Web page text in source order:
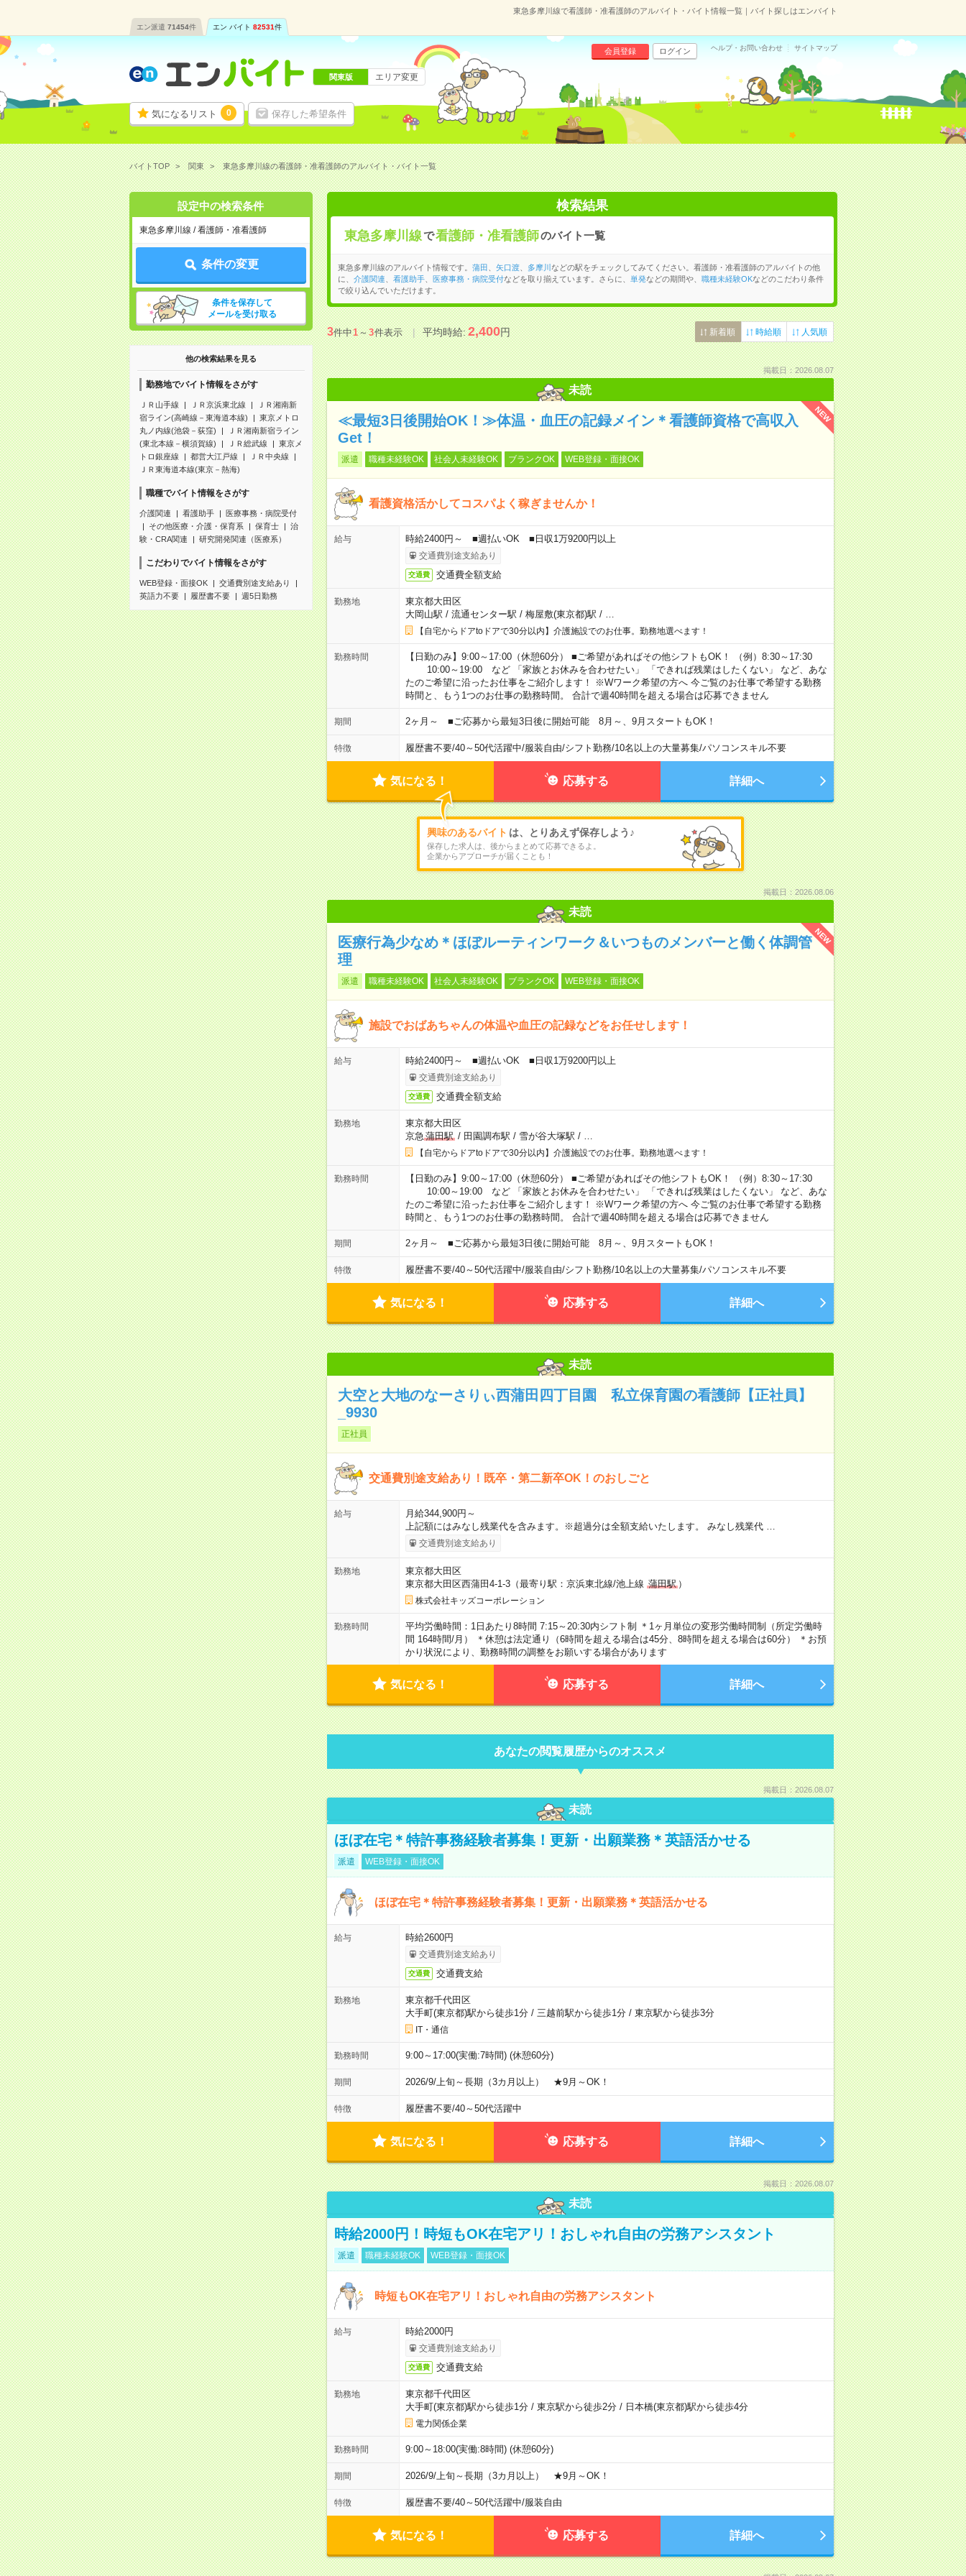
東急多摩川線で看護師・准看護師のアルバイト・バイト情報一覧｜バイト探しはエンバイト
エン派遣 71454件 エン バイト 82531件
気になるリスト 0 保存した希望条件
会員登録 ログイン ヘルプ・お問い合わせ サイトマップ
関東版 エリア変更
バイトTOP 関東 東急多摩川線の看護師・准看護師のアルバイト・バイト一覧
設定中の検索条件
東急多摩川線 / 看護師・准看護師
条件の変更
条件を保存して
メールを受け取る
他の検索結果を見る
勤務地でバイト情報をさがす
ＪＲ山手線 ＪＲ京浜東北線
ＪＲ湘南新
宿ライン(高崎線－東海道本線)
東京メトロ
丸ノ内線(池袋－荻窪)
ＪＲ湘南新宿ライン
(東北本線－横須賀線)
ＪＲ総武線
東京メ
トロ銀座線
都営大江戸線
ＪＲ中央線
ＪＲ東海道本線(東京－熱海)
職種でバイト情報をさがす
介護関連 看護助手
医療事務・病院受付
その他医療・介護・保育系
保育士
治
験・CRA関連
研究開発関連（医療系）
こだわりでバイト情報をさがす
WEB登録・面接OK
交通費別途支給あり
英語力不要
履歴書不要 週5日勤務
検索結果
東急多摩川線で看護師・准看護師のバイト一覧
東急多摩川線のアルバイト情報です。 蒲田 矢口渡、 多摩川 などの駅をチェックしてみてください。看護師・准看護師のアルバイトの他
に、 介護関連 看護助手、 医療事務・病院受付などを取り揃えています。さらに、 単発などの期間や、 職種未経験OKなどのこだわり条件
で絞り込んでいただけます。
3件中1～3件表示 平均時給:2,400円 新着順 時給順 人気順
掲載日：2026.08.07
未読
NEW
≪最短3日後開始OK！≫体温・血圧の記録メイン＊看護師資格で高収入
Get！
派遣 職種未経験OK 社会人未経験OK ブランクOK WEB登録・面接OK
看護資格活かしてコスパよく稼ぎませんか！
給与 時給2400円～ ■週払いOK ■日収1万9200円以上
交通費別途支給あり
交通費 交通費全額支給
勤務地
東京都大田区
大岡山駅 / 流通センター駅 / 梅屋敷(東京都)駅 /
【自宅からドアtoドアで30分以内】介護施設でのお仕事。勤務地選べます！
勤務時間
【日勤のみ】9:00～17:00（休憩60分） ■ご希望があればその他シフトもOK！ （例）8:30～17:30
10:00～19:00 など 「家族とお休みを合わせたい」 「できれば残業はしたくない」 など、あな
たのご希望に沿ったお仕事をご紹介します！ ※Wワーク希望の方へ 今ご覧のお仕事で希望する勤務
時間と、もう1つのお仕事の勤務時間。 合計で週40時間を超える場合は応募できません
期間 2ヶ月～ ■ご応募から最短3日後に開始可能 8月～、9月スタートもOK！
特徴 履歴書不要/40～50代活躍中/服装自由/シフト勤務/10名以上の大量募集/パソコンスキル不要
気になる！ 応募する 詳細へ
興味のあるバイト は、とりあえず保存しよう♪
保存した求人は、後からまとめて応募できるよ。
企業からアプローチが届くことも！
掲載日：2026.08.06
未読
NEW
医療行為少なめ＊ほぼルーティンワーク＆いつものメンバーと働く体調管
理
派遣 職種未経験OK 社会人未経験OK ブランクOK WEB登録・面接OK
施設でおばあちゃんの体温や血圧の記録などをお任せします！
給与 時給2400円～ ■週払いOK ■日収1万9200円以上
交通費別途支給あり
交通費 交通費全額支給
勤務地
東京都大田区
京急 蒲田駅/ 田園調布駅 / 雪が谷大塚駅 /
【自宅からドアtoドアで30分以内】介護施設でのお仕事。勤務地選べます！
勤務時間
【日勤のみ】9:00～17:00（休憩60分） ■ご希望があればその他シフトもOK！ （例）8:30～17:30
10:00～19:00 など 「家族とお休みを合わせたい」 「できれば残業はしたくない」 など、あな
たのご希望に沿ったお仕事をご紹介します！ ※Wワーク希望の方へ 今ご覧のお仕事で希望する勤務
時間と、もう1つのお仕事の勤務時間。 合計で週40時間を超える場合は応募できません
期間 2ヶ月～ ■ご応募から最短3日後に開始可能 8月～、9月スタートもOK！
特徴 履歴書不要/40～50代活躍中/服装自由/シフト勤務/10名以上の大量募集/パソコンスキル不要
気になる！ 応募する 詳細へ
未読
大空と大地のなーさりぃ西蒲田四丁目園 私立保育園の看護師【正社員】
_9930
正社員
交通費別途支給あり！既卒・第二新卒OK！のおしごと
給与
月給344,900円～
上記額にはみなし残業代を含みます。※超過分は全額支給いたします。 みなし残業代 …
交通費別途支給あり
勤務地
東京都大田区
東京都大田区西蒲田4-1-3（最寄り駅：京浜東北線/池上線 蒲田駅）
株式会社キッズコーポレーション
勤務時間
平均労働時間：1日あたり8時間 7:15～20:30内シフト制 ＊1ヶ月単位の変形労働時間制（所定労働時
間 164時間/月） ＊休憩は法定通り（6時間を超える場合は45分、8時間を超える場合は60分） ＊お預
かり状況により、勤務時間の調整をお願いする場合があります
気になる！ 応募する 詳細へ
あなたの閲覧履歴からのオススメ
掲載日：2026.08.07
未読
ほぼ在宅＊特許事務経験者募集！更新・出願業務＊英語活かせる
派遣 WEB登録・面接OK
ほぼ在宅＊特許事務経験者募集！更新・出願業務＊英語活かせる
給与 時給2600円
交通費別途支給あり
交通費 交通費支給
勤務地
東京都千代田区
大手町(東京都)駅から徒歩1分/ 三越前駅から徒歩1分/ 東京駅から徒歩3分
IT・通信
勤務時間 9:00～17:00(実働:7時間) (休憩60分)
期間 2026/9/上旬～長期（3カ月以上） ★9月～OK！
特徴 履歴書不要/40～50代活躍中
気になる！ 応募する 詳細へ
掲載日：2026.08.07
未読
時給2000円！時短もOK在宅アリ！おしゃれ自由の労務アシスタント
派遣 職種未経験OK WEB登録・面接OK
時短もOK在宅アリ！おしゃれ自由の労務アシスタント
給与 時給2000円
交通費別途支給あり
交通費 交通費支給
勤務地
東京都千代田区
大手町(東京都)駅から徒歩1分/ 東京駅から徒歩2分/ 日本橋(東京都)駅から徒歩4分
電力関係企業
勤務時間 9:00～18:00(実働:8時間) (休憩60分)
期間 2026/9/上旬～長期（3カ月以上） ★9月～OK！
特徴 履歴書不要/40～50代活躍中/服装自由
気になる！ 応募する 詳細へ